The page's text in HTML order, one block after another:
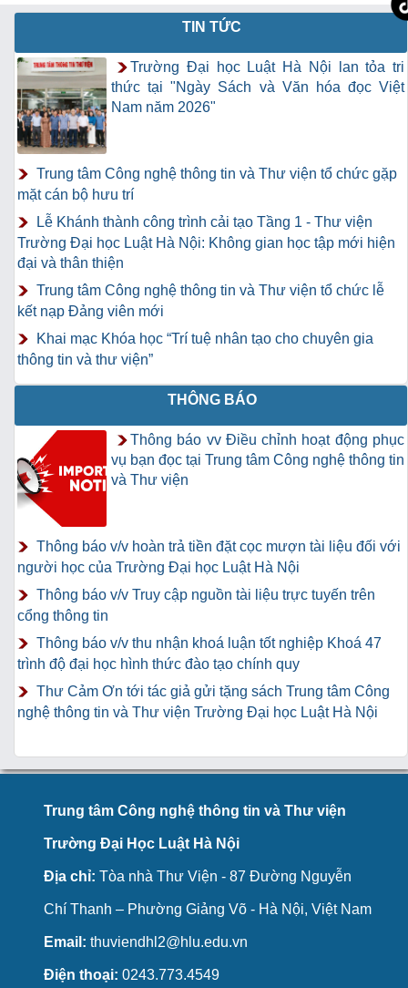
TIN TỨC
Trường Đại học Luật Hà Nội lan tỏa tri
thức tại "Ngày Sách và Văn hóa đọc Việt
Nam năm 2026"
Trung tâm Công nghệ thông tin và Thư viện tổ chức gặp
mặt cán bộ hưu trí
Lễ Khánh thành công trình cải tạo Tầng 1 - Thư viện
Trường Đại học Luật Hà Nội: Không gian học tập mới hiện
đại và thân thiện
Trung tâm Công nghệ thông tin và Thư viện tổ chức lễ
kết nạp Đảng viên mới
Khai mạc Khóa học “Trí tuệ nhân tạo cho chuyên gia
thông tin và thư viện”
THÔNG BÁO
Thông báo vv Điều chỉnh hoạt động phục
vụ bạn đọc tại Trung tâm Công nghệ thông tin
và Thư viện
Thông báo v/v hoàn trả tiền đặt cọc mượn tài liệu đối với
người học của Trường Đại học Luật Hà Nội
Thông báo v/v Truy cập nguồn tài liệu trực tuyến trên
cổng thông tin
Thông báo v/v thu nhận khoá luận tốt nghiệp Khoá 47
trình độ đại học hình thức đào tạo chính quy
Thư Cảm Ơn tới tác giả gửi tặng sách Trung tâm Công
nghệ thông tin và Thư viện Trường Đại học Luật Hà Nội
Trung tâm Công nghệ thông tin và Thư viện
Trường Đại Học Luật Hà Nội
Địa chỉ: Tòa nhà Thư Viện - 87 Đường Nguyễn
Chí Thanh – Phường Giảng Võ - Hà Nội, Việt Nam
Email: thuviendhl2@hlu.edu.vn
Điện thoại: 0243.773.4549